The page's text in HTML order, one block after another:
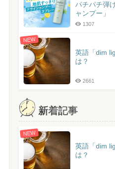
パチパチ弾
ャンプー」
1307
NEW
英語「dim
は？
2661
新着記事
NEW
英語「dim
は？